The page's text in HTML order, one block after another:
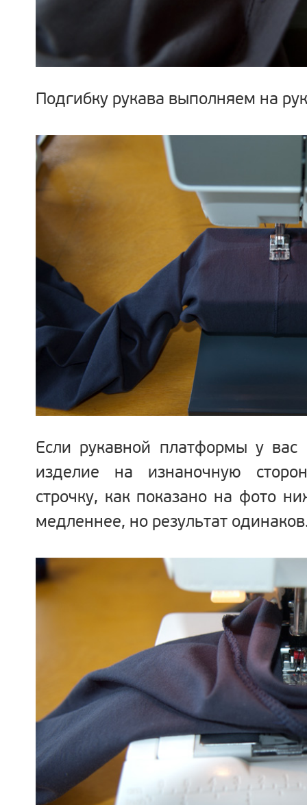
Подгибку рукава выполняем на
Если рукавной платформы у вас
изделие на изнаночную
строчку, как показано на фото
медленнее, но результат